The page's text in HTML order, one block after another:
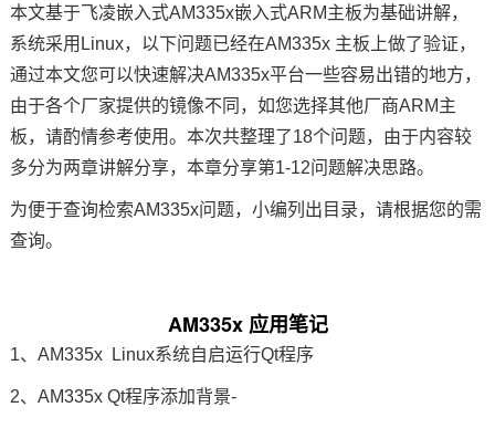
方案定制
关于飞凌
天猫商城
淘宝商城
新闻中心
态 讯
本文基于飞凌嵌入式AM335x嵌入式ARM主板为基础讲解，
系统采用Linux，以下问题已经在AM335x 主板上做了验证，
通过本文您可以快速解决AM335x平台一些容易出错的地方，
由于各个厂家提供的镜像不同，如您选择其他厂商ARM主
板，请酌情参考使用。本次共整理了18个问题， 由于内容较
多分为两章讲解分享，本章分享第1-12问题解决思路。
为便于查询检索AM335x问题，小编列出目录，请根据您的需
查询。
AM335x 应用笔记
1、AM335x Linux系统自启运行Qt程序
2、AM335x Qt程序添加背景-